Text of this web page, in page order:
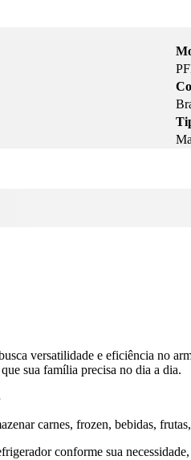
versatilidade e eficiência no
sua família precisa no dia a dia.
carnes, frozen, bebidas,
conforme sua